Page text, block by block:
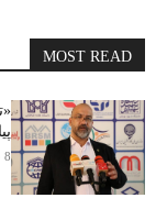
MOST READ
8 خرداد 1402